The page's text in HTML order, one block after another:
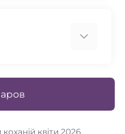
квіти 2026